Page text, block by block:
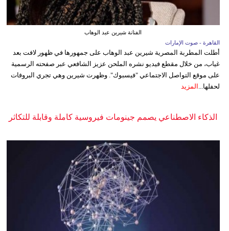
الفنانة شيرين عبد الوهاب
القاهرة - صوت الإمارات
أطلت المطربة المصرية شيرين عبد الوهاب على جمهورها في ظهور لافت بعد
غياب، من خلال مقطع فيديو نشره الملحن عزيز الشافعي عبر صفحته الرسمية
على موقع التواصل الاجتماعي "فيسبوك". وظهرت شيرين وهي تجري البروفات
لحفلها... المزيد
الذكاء الاصطناعي يصمم جينومات فيروسية كاملة وقابلة للتكاثر